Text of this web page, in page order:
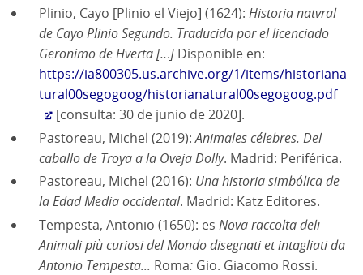
Plinio, Cayo [Plinio el Viejo] (1624): Historia natvral
de Cayo Plinio Segundo. Traducida por el licenciado
Geronimo de Hverta [...] Disponible en:
https://ia800305.us.archive.org/1/items/historiana
tural00segogoog/historianatural00segogoog.pdf
[consulta: 30 de junio de 2020].
Pastoreau, Michel (2019):Animales célebres. Del
caballo de Troya a la Oveja Dolly. Madrid: Periférica.
Pastoreau, Michel (2016): Una historia simbólica de
la Edad Media occidental. Madrid: Katz Editores.
Tempesta, Antonio (1650): es Nova raccolta deli
Animali più curiosi del Mondo disegnati et intagliati da
Antonio Tempesta... Roma: Gio. Giacomo Rossi.